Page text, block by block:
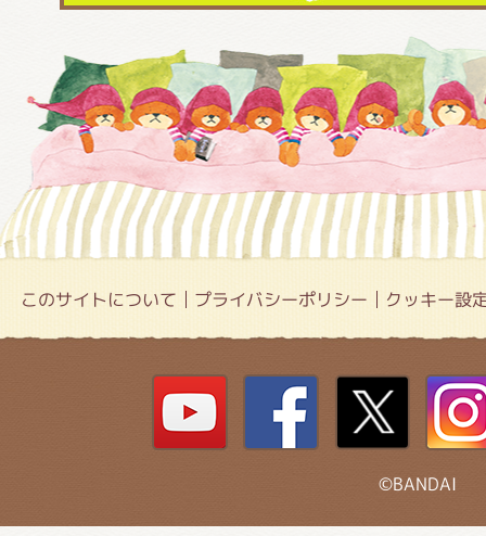
このサイトについて プライバシーポリシー クッキー設
©BANDAI